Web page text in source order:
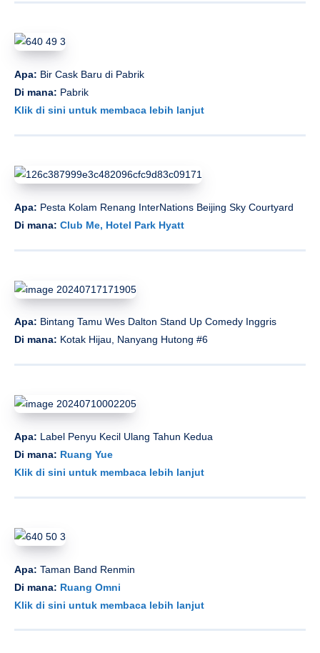
Apa: Bir Cask Baru di Pabrik
Di mana: Pabrik
Klik di sini untuk membaca lebih lanjut
Apa: Pesta Kolam Renang InterNations Beijing Sky Courtyard
Di mana: Club Me, Hotel Park Hyatt
Apa: Bintang Tamu Wes Dalton Stand Up Comedy Inggris
Di mana: Kotak Hijau, Nanyang Hutong #6
Apa: Label Penyu Kecil Ulang Tahun Kedua
Di mana: Ruang Yue
Klik di sini untuk membaca lebih lanjut
Apa: Taman Band Renmin
Di mana: Ruang Omni
Klik di sini untuk membaca lebih lanjut